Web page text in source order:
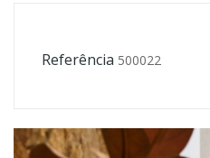
Referência 500022